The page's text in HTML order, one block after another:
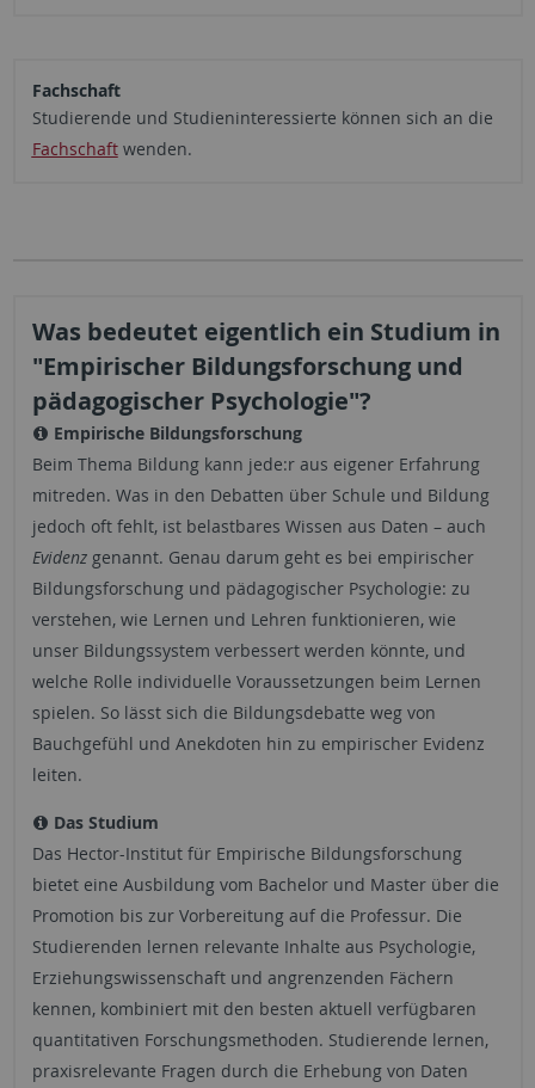
Fachschaft
Studierende und Studieninteressierte können sich an die
Fachschaftwenden.
Was bedeutet eigentlich ein Studium in
"Empirischer Bildungsforschung und
pädagogischer Psychologie"?
Empirische Bildungsforschung
Beim Thema Bildung kann jede:r aus eigener Erfahrung
mitreden. Was in den Debatten über Schule und Bildung
jedoch oft fehlt, ist belastbares Wissen aus Daten – auch
Evidenzgenannt. Genau darum geht es bei empirischer
Bildungsforschung und pädagogischer Psychologie: zu
verstehen, wie Lernen und Lehren funktionieren, wie
unser Bildungssystem verbessert werden könnte, und
welche Rolle individuelle Voraussetzungen beim Lernen
spielen. So lässt sich die Bildungsdebatte weg von
Bauchgefühl und Anekdoten hin zu empirischer Evidenz
leiten.
Das Studium
Das Hector-Institut für Empirische Bildungsforschung
bietet eine Ausbildung vom Bachelor und Master über die
Promotion bis zur Vorbereitung auf die Professur. Die
Studierenden lernen relevante Inhalte aus Psychologie,
Erziehungswissenschaft und angrenzenden Fächern
kennen, kombiniert mit den besten aktuell verfügbaren
quantitativen Forschungsmethoden. Studierende lernen,
praxisrelevante Fragen durch die Erhebung von Daten